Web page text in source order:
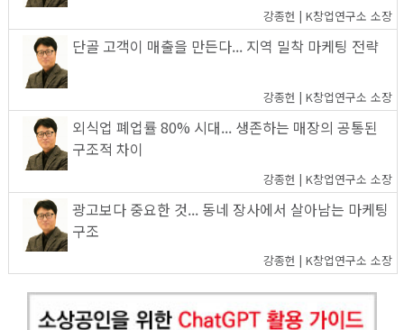
강종헌 | K창업연구소 소장
단골 고객이 매출을 만든다... 지역 밀착 마케팅 전략
강종헌 | K창업연구소 소장
외식업 폐업률 80% 시대... 생존하는 매장의 공통된
구조적 차이
강종헌 | K창업연구소 소장
광고보다 중요한 것... 동네 장사에서 살아남는 마케팅
구조
강종헌 | K창업연구소 소장